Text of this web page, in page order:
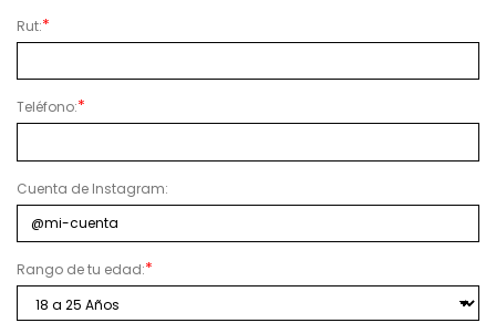
Rut:
Teléfono:
Cuenta de Instagram:
Rango de tu edad: